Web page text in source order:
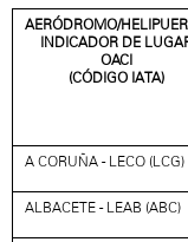
AERÓDROMO/
INDICADOR DE
OACI
(CÓDIGO IATA)
A CORUÑA - LECO (LCG)
ALBACETE - LEAB (ABC)